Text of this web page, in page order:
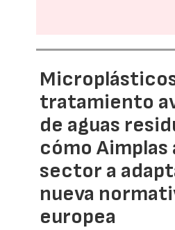
tratamiento
de aguas
cómo Aimplas
sector a
nueva
europea